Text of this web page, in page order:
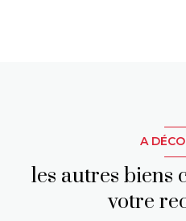
A
les autres biens
votre